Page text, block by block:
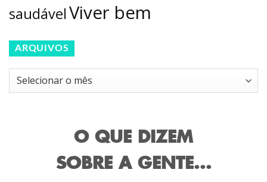
saudávelViver bem
ARQUIVOS
Arquivos
O QUE DIZEM
SOBRE A GENTE...